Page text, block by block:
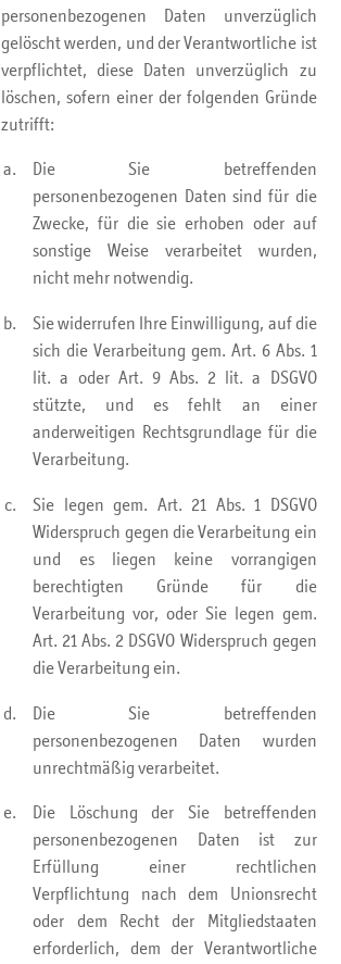
personenbezogenen Daten unverzüglich
gelöscht werden, und der Verantwortliche ist
verpflichtet, diese Daten unverzüglich zu
löschen, sofern einer der folgenden Gründe
zutrifft:
Die Sie betreffenden
personenbezogenen Daten sind für die
Zwecke, für die sie erhoben oder auf
sonstige Weise verarbeitet wurden,
nicht mehr notwendig.
Sie widerrufen Ihre Einwilligung, auf die
sich die Verarbeitung gem. Art. 6 Abs. 1
lit. a oder Art. 9 Abs. 2 lit. a DSGVO
stützte, und es fehlt an einer
anderweitigen Rechtsgrundlage für die
Verarbeitung.
Sie legen gem. Art. 21 Abs. 1 DSGVO
Widerspruch gegen die Verarbeitung ein
und es liegen keine vorrangigen
berechtigten Gründe für die
Verarbeitung vor, oder Sie legen gem.
Art. 21 Abs. 2 DSGVO Widerspruch gegen
die Verarbeitung ein.
Die Sie betreffenden
personenbezogenen Daten wurden
unrechtmäßig verarbeitet.
Die Löschung der Sie betreffenden
personenbezogenen Daten ist zur
Erfüllung einer rechtlichen
Verpflichtung nach dem Unionsrecht
oder dem Recht der Mitgliedstaaten
erforderlich, dem der Verantwortliche